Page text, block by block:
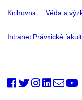
Knihovna Věda a
Intranet Právnické
PrfMUni
@PrF_MU
prfmuni